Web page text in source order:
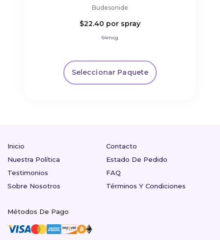
Budesonide
$22.40 por spray
64mcg
Seleccionar Paquete
Inicio
Contacto
Nuestra Política
Estado De Pedido
Testimonios
FAQ
Sobre Nosotros
Términos Y Condiciones
Métodos De Pago